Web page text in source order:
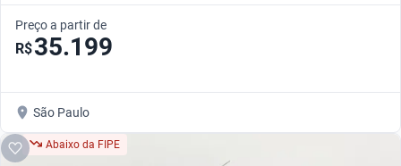
Preço a partir de
R$35.199
São Paulo
Abaixo da FIPE